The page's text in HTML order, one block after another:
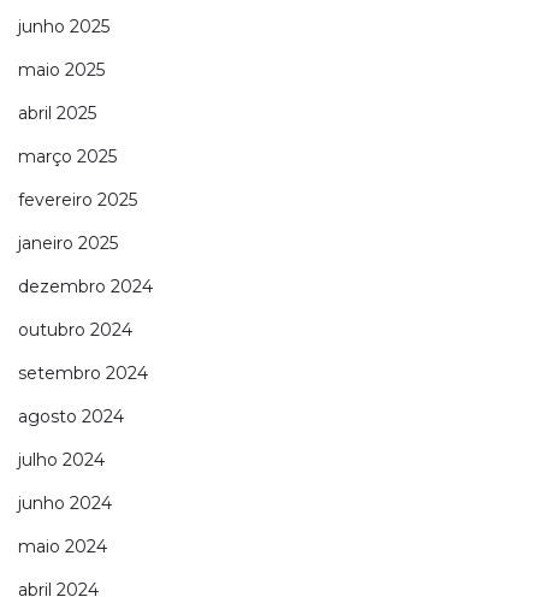
junho 2025
maio 2025
abril 2025
março 2025
fevereiro 2025
janeiro 2025
dezembro 2024
outubro 2024
setembro 2024
agosto 2024
julho 2024
junho 2024
maio 2024
abril 2024